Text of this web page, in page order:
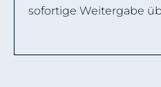
sofortige Weitergabe